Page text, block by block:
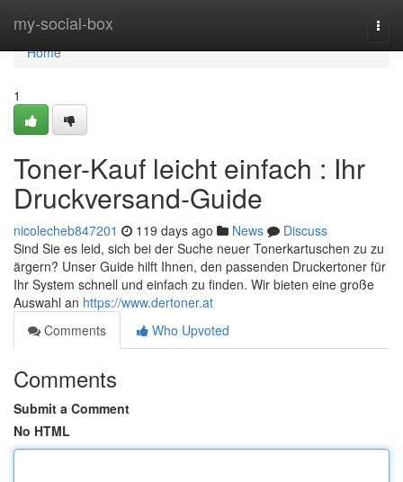
my-social-box
Home
Home
1
Toner-Kauf leicht einfach : Ihr
Druckversand-Guide
nicolecheb847201 119 days ago News
Discuss
Sind Sie es leid, sich bei der Suche neuer Tonerkartuschen zu zu
ärgern? Unser Guide hilft Ihnen, den passenden Druckertoner für
Ihr System schnell und einfach zu finden. Wir bieten eine große
Auswahl an https://www.dertoner.at
Comments
Who Upvoted
Comments
Submit a Comment
No HTML